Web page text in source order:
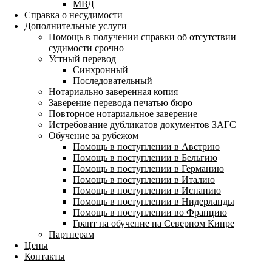
МВД
Справка о несудимости
Дополнительные услуги
Помощь в получении справки об отсутствии
судимости срочно
Устный перевод
Синхронный
Последовательный
Нотариально заверенная копия
Заверение перевода печатью бюро
Повторное нотариальное заверение
Истребование дубликатов документов ЗАГС
Обучение за рубежом
Помощь в поступлении в Австрию
Помощь в поступлении в Бельгию
Помощь в поступлении в Германию
Помощь в поступлении в Италию
Помощь в поступлении в Испанию
Помощь в поступлении в Нидерланды
Помощь в поступлении во Францию
Грант на обучение на Северном Кипре
Партнерам
Цены
Контакты